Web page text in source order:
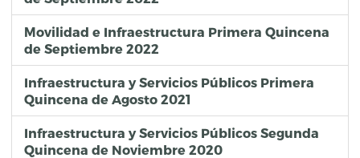
Movilidad e Infraestructura Primera Quincena
de Septiembre 2022
Infraestructura y Servicios Públicos Primera
Quincena de Agosto 2021
Infraestructura y Servicios Públicos Segunda
Quincena de Noviembre 2020